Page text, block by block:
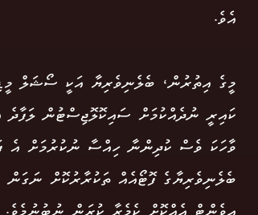
އެވެ.
މީގެ އިތުރުން، ބެލެނިވެރިޔާ އަކީ ސޯޝަލް
ކައިރީ ނުދެއްކުމަށް ސައިކޮލޮޖިސްޓުން
ވާހަކަ ވެސް ކުދިންނާ ހިއްސާ ނުކުރުމަށް އެ
ބެލެނިވެރިޔާގެ ފޮޓޯއެއް ތަކުރާރުކޮށް